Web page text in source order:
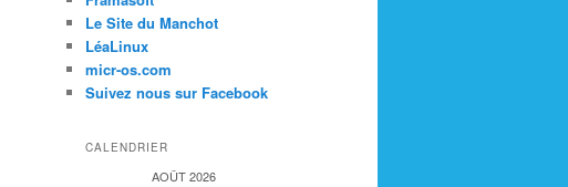
Le Site du Manchot
LéaLinux
micr-os.com
Suivez nous sur Facebook
CALENDRIER
AOÛT 2026